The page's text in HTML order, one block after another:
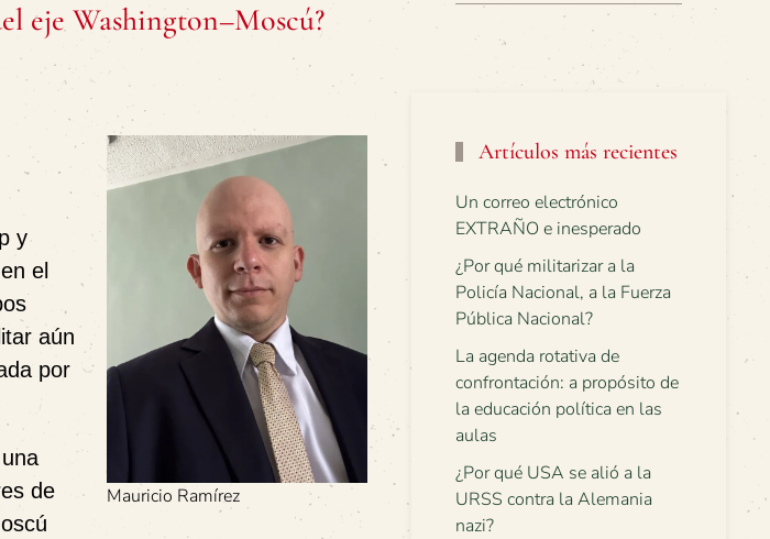
eje Washington–Moscú?
Mauricio Ramírez
y
el
aún
por
de
Artículos más recientes
Un correo electrónico
EXTRAÑO e inesperado
¿Por qué militarizar a la
Policía Nacional, a la Fuerza
Pública Nacional?
La agenda rotativa de
confrontación: a propósito de
la educación política en las
aulas
¿Por qué USA se alió a la
URSS contra la Alemania
nazi?